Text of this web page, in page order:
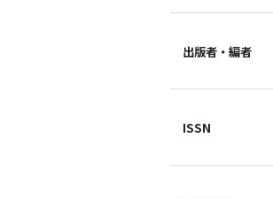
出版者・編者
ISSN